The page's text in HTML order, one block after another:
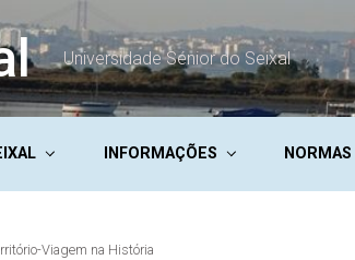
Universidade Sénior do Seixal
INFORMAÇÕES NORMAS
Viagem na História